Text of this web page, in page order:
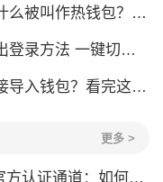
作热钱包？一文讲清楚
法 一键切换账号超简单
钱包？看完这篇就懂了
更多 >
道：如何找到真正的官方渠道